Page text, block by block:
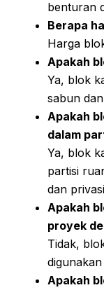
benturan
Berapa
Harga
Apakah
Ya, blok
sabun
Apakah
dalam
Ya, blok
partisi
dan
Apakah
proyek
Tidak,
Apakah